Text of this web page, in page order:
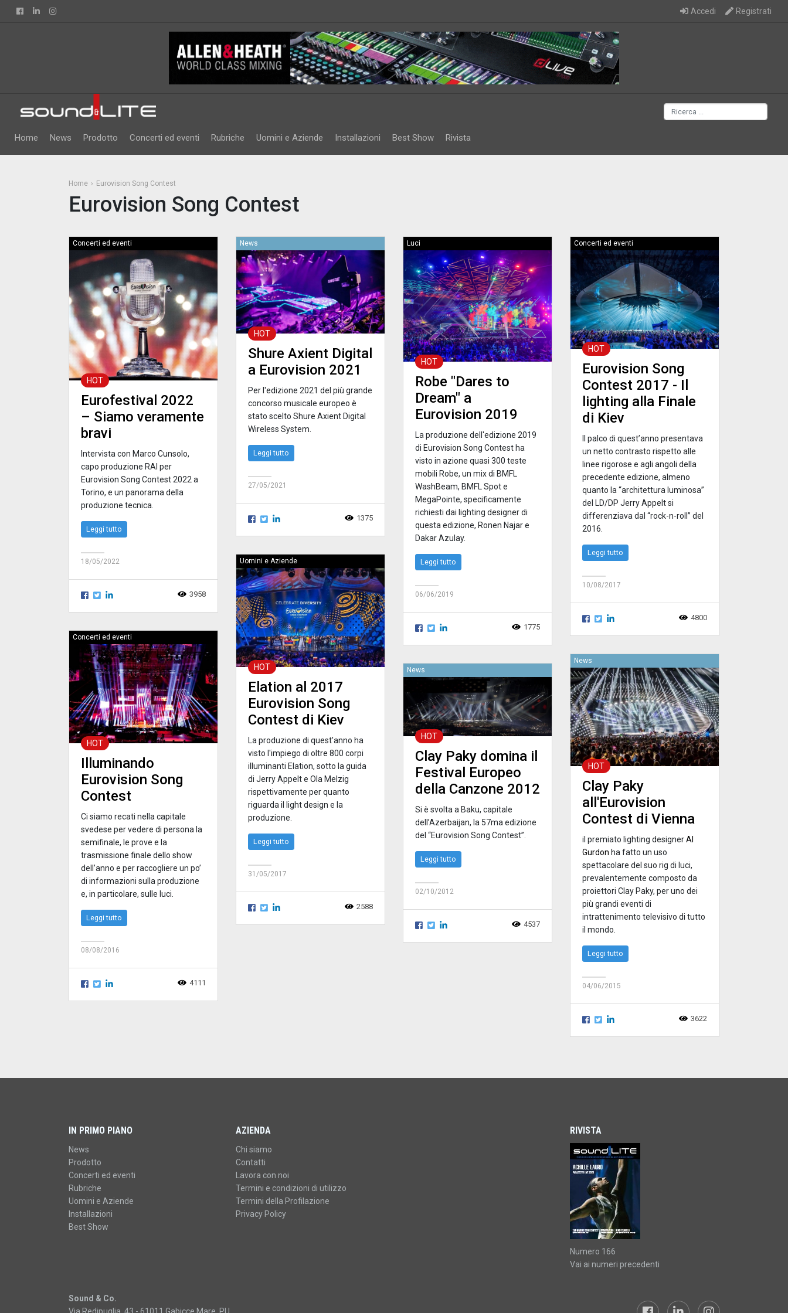
FacebookLinkedin Accedi Registrati
Home News Prodotto Concerti ed eventi Rubriche Uomini e Aziende Installazioni Best Show Rivista
Home Eurovision Song Contest
Eurovision Song Contest
Concerti ed eventi
HOT
Eurofestival 2022
– Siamo veramente
bravi
Intervista con Marco Cunsolo,
capo produzione RAI per
Eurovision Song Contest 2022 a
Torino, e un panorama della
produzione tecnica.
Leggi tutto
18/05/2022
3958
News
HOT
Shure Axient Digital
a Eurovision 2021
Per l'edizione 2021 del più grande
concorso musicale europeo è
stato scelto Shure Axient Digital
Wireless System.
Leggi tutto
27/05/2021
1375
Luci
HOT
Robe "Dares to
Dream" a
Eurovision 2019
La produzione dell'edizione 2019
di Eurovision Song Contest ha
visto in azione quasi 300 teste
mobili Robe, un mix di BMFL
WashBeam, BMFL Spot e
MegaPointe, specificamente
richiesti dai lighting designer di
questa edizione, Ronen Najar e
Dakar Azulay.
Leggi tutto
06/06/2019
1775
Concerti ed eventi
HOT
Eurovision Song
Contest 2017 - Il
lighting alla Finale
di Kiev
Il palco di quest’anno presentava
un netto contrasto rispetto alle
linee rigorose e agli angoli della
precedente edizione, almeno
quanto la “architettura luminosa”
del LD/DP Jerry Appelt si
differenziava dal “rock-n-roll” del
2016.
Leggi tutto
10/08/2017
4800
Uomini e Aziende
HOT
Elation al 2017
Eurovision Song
Contest di Kiev
La produzione di quest'anno ha
visto l'impiego di oltre 800 corpi
illuminanti Elation, sotto la guida
di Jerry Appelt e Ola Melzig
rispettivamente per quanto
riguarda il light design e la
produzione.
Leggi tutto
31/05/2017
2588
Concerti ed eventi
HOT
Illuminando
Eurovision Song
Contest
Ci siamo recati nella capitale
svedese per vedere di persona la
semifinale, le prove e la
trasmissione finale dello show
dell’anno e per raccogliere un po’
di informazioni sulla produzione
e, in particolare, sulle luci.
Leggi tutto
08/08/2016
4111
News
HOT
Clay Paky
all'Eurovision
Contest di Vienna
il premiato lighting designerAl
Gurdon ha fatto un uso
spettacolare del suo rig di luci,
prevalentemente composto da
proiettori Clay Paky, per uno dei
più grandi eventi di
intrattenimento televisivo di tutto
il mondo.
Leggi tutto
04/06/2015
3622
News
HOT
Clay Paky domina il
Festival Europeo
della Canzone 2012
Si è svolta a Baku, capitale
dell’Azerbaijan, la 57ma edizione
del “Eurovision Song Contest”.
Leggi tutto
02/10/2012
4537
IN PRIMO PIANO
News
Prodotto
Concerti ed eventi
Rubriche
Uomini e Aziende
Installazioni
Best Show
AZIENDA
Chi siamo
Contatti
Lavora con noi
Termini e condizioni di utilizzo
Termini della Profilazione
Privacy Policy
RIVISTA
Numero 166
Vai ai numeri precedenti
Sound & Co.